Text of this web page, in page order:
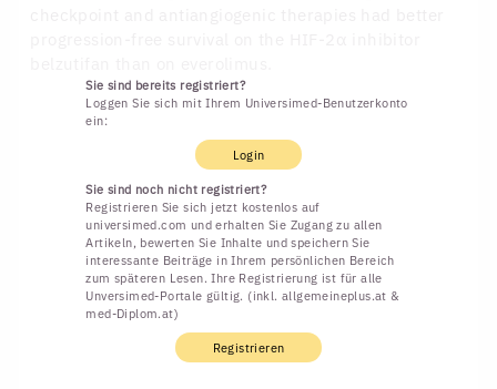
Sie sind bereits registriert?
Loggen Sie sich mit Ihrem Universimed-Benutzerkonto
ein:
Login
Sie sind noch nicht registriert?
Registrieren Sie sich jetzt kostenlos auf
universimed.com und erhalten Sie Zugang zu allen
Artikeln, bewerten Sie Inhalte und speichern Sie
interessante Beiträge in Ihrem persönlichen Bereich
zum späteren Lesen. Ihre Registrierung ist für alle
Unversimed-Portale gültig. (inkl. allgemeineplus.at &
med-Diplom.at)
Registrieren